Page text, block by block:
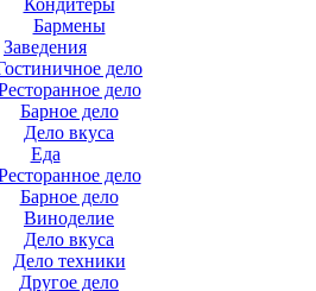
Бармены
Заведения
дело
дело
Барное дело
Дело вкуса
Еда
дело
Барное дело
Виноделие
Дело вкуса
Дело техники
Другое дело